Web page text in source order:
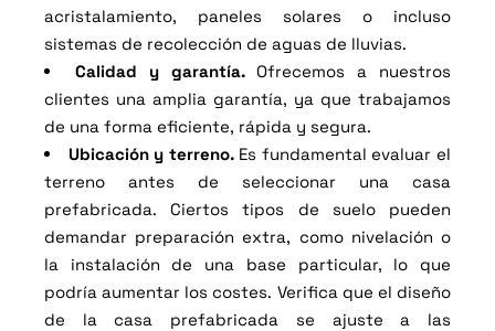
acristalamiento, paneles solares o incluso
sistemas de recolección de aguas de lluvias.
Calidad y garantía.Ofrecemos a nuestros
clientes una amplia garantía, ya que trabajamos
de una forma eficiente, rápida y segura.
Ubicación y terreno.Es fundamental evaluar el
terreno antes de seleccionar una casa
prefabricada. Ciertos tipos de suelo pueden
demandar preparación extra, como nivelación o
la instalación de una base particular, lo que
podría aumentar los costes. Verifica que el diseño
de la casa prefabricada se ajuste a las